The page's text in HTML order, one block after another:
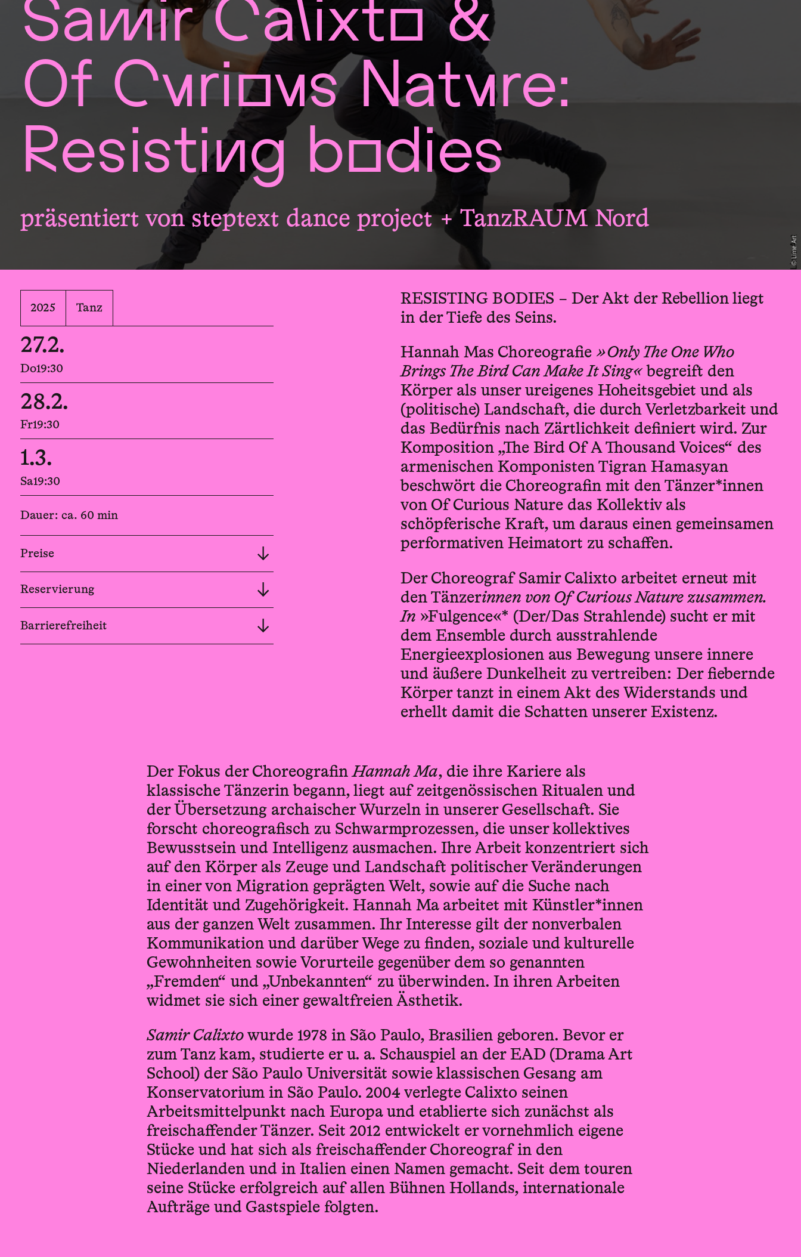
Lime Art
Samir Calixto &
Of Curious Nature:
Resisting bodies
präsentiert von steptext dance project + TanzRAUM Nord
2025 Tanz
27.2.
Do19:30
28.2.
Fr19:30
1.3.
Sa19:30
Dauer: ca. 60 min
Preise
Reservierung
Barrierefreiheit
RESISTING BODIES – Der Akt der Rebellion liegt
in der Tiefe des Seins.
Hannah Mas Choreografie »Only The One Who
Brings The Bird Can Make It Sing«begreift den
Körper als unser ureigenes Hoheitsgebiet und als
(politische) Landschaft, die durch Verletzbarkeit und
das Bedürfnis nach Zärtlichkeit definiert wird. Zur
Komposition „The Bird Of A Thousand Voices“ des
armenischen Komponisten Tigran Hamasyan
beschwört die Choreografin mit den Tänzer*innen
von Of Curious Nature das Kollektiv als
schöpferische Kraft, um daraus einen gemeinsamen
performativen Heimatort zu schaffen.
Der Choreograf Samir Calixto arbeitet erneut mit
den Tänzerinnen von Of Curious Nature zusammen.
In »Fulgence«* (Der/Das Strahlende) sucht er mit
dem Ensemble durch ausstrahlende
Energieexplosionen aus Bewegung unsere innere
und äußere Dunkelheit zu vertreiben: Der fiebernde
Körper tanzt in einem Akt des Widerstands und
erhellt damit die Schatten unserer Existenz.
Der Fokus der ChoreografinHannah Ma, die ihre Kariere als
klassische Tänzerin begann, liegt auf zeitgenössischen Ritualen und
der Übersetzung archaischer Wurzeln in unserer Gesellschaft. Sie
forscht choreografisch zu Schwarmprozessen, die unser kollektives
Bewusstsein und Intelligenz ausmachen. Ihre Arbeit konzentriert sich
auf den Körper als Zeuge und Landschaft politischer Veränderungen
in einer von Migration geprägten Welt, sowie auf die Suche nach
Identität und Zugehörigkeit. Hannah Ma arbeitet mit Künstler*innen
aus der ganzen Welt zusammen. Ihr Interesse gilt der nonverbalen
Kommunikation und darüber Wege zu finden, soziale und kulturelle
Gewohnheiten sowie Vorurteile gegenüber dem so genannten
„Fremden“ und „Unbekannten“ zu überwinden. In ihren Arbeiten
widmet sie sich einer gewaltfreien Ästhetik.
Samir Calixto wurde 1978 in São Paulo, Brasilien geboren. Bevor er
zum Tanz kam, studierte er u. a. Schauspiel an der EAD (Drama Art
School) der São Paulo Universität sowie klassischen Gesang am
Konservatorium in São Paulo. 2004 verlegte Calixto seinen
Arbeitsmittelpunkt nach Europa und etablierte sich zunächst als
freischaffender Tänzer. Seit 2012 entwickelt er vornehmlich eigene
Stücke und hat sich als freischaffender Choreograf in den
Niederlanden und in Italien einen Namen gemacht. Seit dem touren
seine Stücke erfolgreich auf allen Bühnen Hollands, internationale
Aufträge und Gastspiele folgten.